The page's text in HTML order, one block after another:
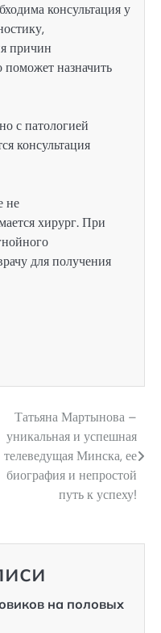
консультация у
причин
назначить
с патологией
консультация
не
хирург. При
для получения
Татьяна Мартынова –
уникальная и успешная
телеведущая Минска, ее
биография и непростой
путь к успеху!
на половых